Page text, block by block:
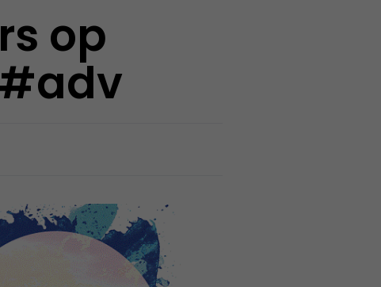
op